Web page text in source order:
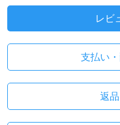
レビ
支払い
返